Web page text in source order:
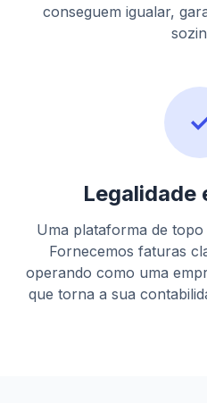
conseguem igualar,
Legalidade
Uma plataforma de
Fornecemos faturas
operando como uma
que torna a sua